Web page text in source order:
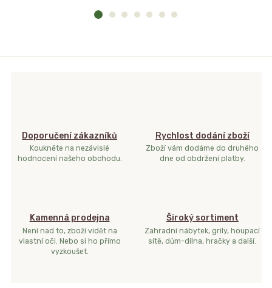
Doporučení zákazníků
Koukněte na nezávislé
hodnocení našeho obchodu.
Rychlost dodání zboží
Zboží vám dodáme do druhého
dne od obdržení platby.
Kamenná prodejna
Není nad to, zboží vidět na
vlastní oči. Nebo si ho přímo
vyzkoušet.
Široký sortiment
Zahradní nábytek, grily, houpací
sítě, dům-dílna, hračky a další.